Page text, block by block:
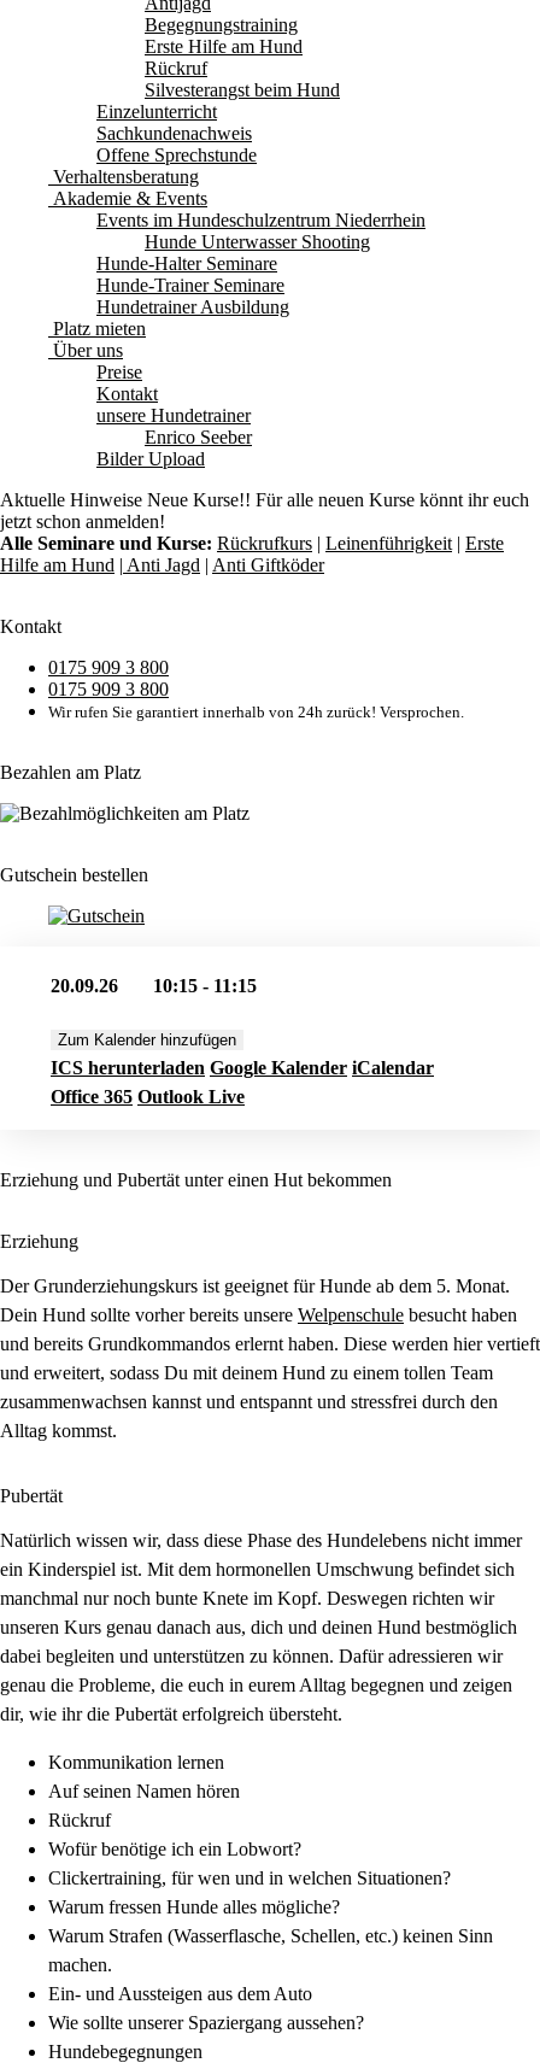
Begegnungstraining
Erste Hilfe am Hund
Rückruf
Silvesterangst beim Hund
Einzelunterricht
Sachkundenachweis
Offene Sprechstunde
Verhaltensberatung
Akademie & Events
Events im Hundeschulzentrum Niederrhein
Hunde Unterwasser Shooting
Hunde-Halter Seminare
Hunde-Trainer Seminare
Hundetrainer Ausbildung
Platz mieten
Über uns
Preise
Kontakt
unsere Hundetrainer
Enrico Seeber
Bilder Upload
Aktuelle Hinweise Neue Kurse!! Für alle neuen Kurse könnt ihr euch
jetzt schon anmelden!
Alle Seminare und Kurse: Rückrufkurs | Leinenführigkeit | Erste
Hilfe am Hund | Anti Jagd | Anti Giftköder
Kontakt
0175 909 3 800
0175 909 3 800
Wir rufen Sie garantiert innerhalb von 24h zurück! Versprochen.
Bezahlen am Platz
Gutschein bestellen
20.09.26 10:15 - 11:15
Zum Kalender hinzufügen
ICS herunterladen Google Kalender iCalendar
Office 365 Outlook Live
Erziehung und Pubertät unter einen Hut bekommen
Erziehung
Der Grunderziehungskurs ist geeignet für Hunde ab dem 5. Monat.
Dein Hund sollte vorher bereits unsere Welpenschule besucht haben
und bereits Grundkommandos erlernt haben. Diese werden hier vertieft
und erweitert, sodass Du mit deinem Hund zu einem tollen Team
zusammenwachsen kannst und entspannt und stressfrei durch den
Alltag kommst.
Pubertät
Natürlich wissen wir, dass diese Phase des Hundelebens nicht immer
ein Kinderspiel ist. Mit dem hormonellen Umschwung befindet sich
manchmal nur noch bunte Knete im Kopf. Deswegen richten wir
unseren Kurs genau danach aus, dich und deinen Hund bestmöglich
dabei begleiten und unterstützen zu können. Dafür adressieren wir
genau die Probleme, die euch in eurem Alltag begegnen und zeigen
dir, wie ihr die Pubertät erfolgreich übersteht.
Kommunikation lernen
Auf seinen Namen hören
Rückruf
Wofür benötige ich ein Lobwort?
Clickertraining, für wen und in welchen Situationen?
Warum fressen Hunde alles mögliche?
Warum Strafen (Wasserflasche, Schellen, etc.) keinen Sinn
machen.
Ein- und Aussteigen aus dem Auto
Wie sollte unserer Spaziergang aussehen?
Hundebegegnungen